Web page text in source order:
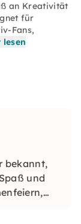
an Kreativität
für
Fans,
lesen
bekannt,
und